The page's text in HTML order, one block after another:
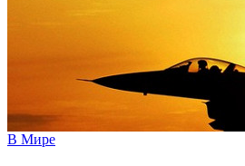
В Мире